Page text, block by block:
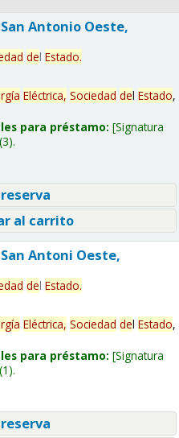
Antonio Oeste,
del Estado.
Eléctrica, Sociedad del Estado,
para préstamo: Signatura
(3).
al carrito
Antoni Oeste,
del Estado.
Eléctrica, Sociedad del Estado,
para préstamo: Signatura
(1).